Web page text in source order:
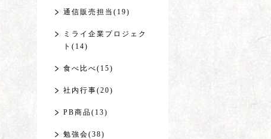
通信販売担当(19)
ミライ企業プロジェク
ト(14)
食べ比べ(15)
社内行事(20)
PB商品(13)
勉強会(38)